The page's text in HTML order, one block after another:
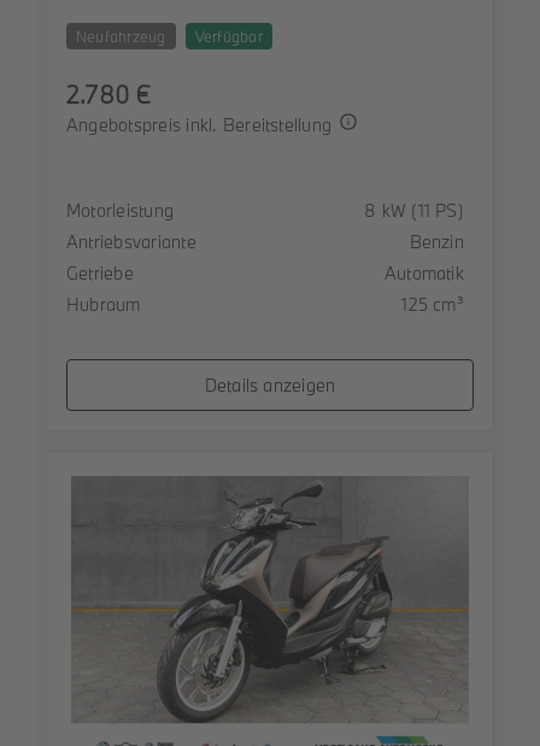
Neufahrzeug Verfügbar
2.780 €
Angebotspreis inkl. Bereitstellung
SpezifikationWert
Motorleistung
8 kW (11 PS)
Antriebsvariante
Benzin
Getriebe
Automatik
Hubraum
125 cm³
Details anzeigen